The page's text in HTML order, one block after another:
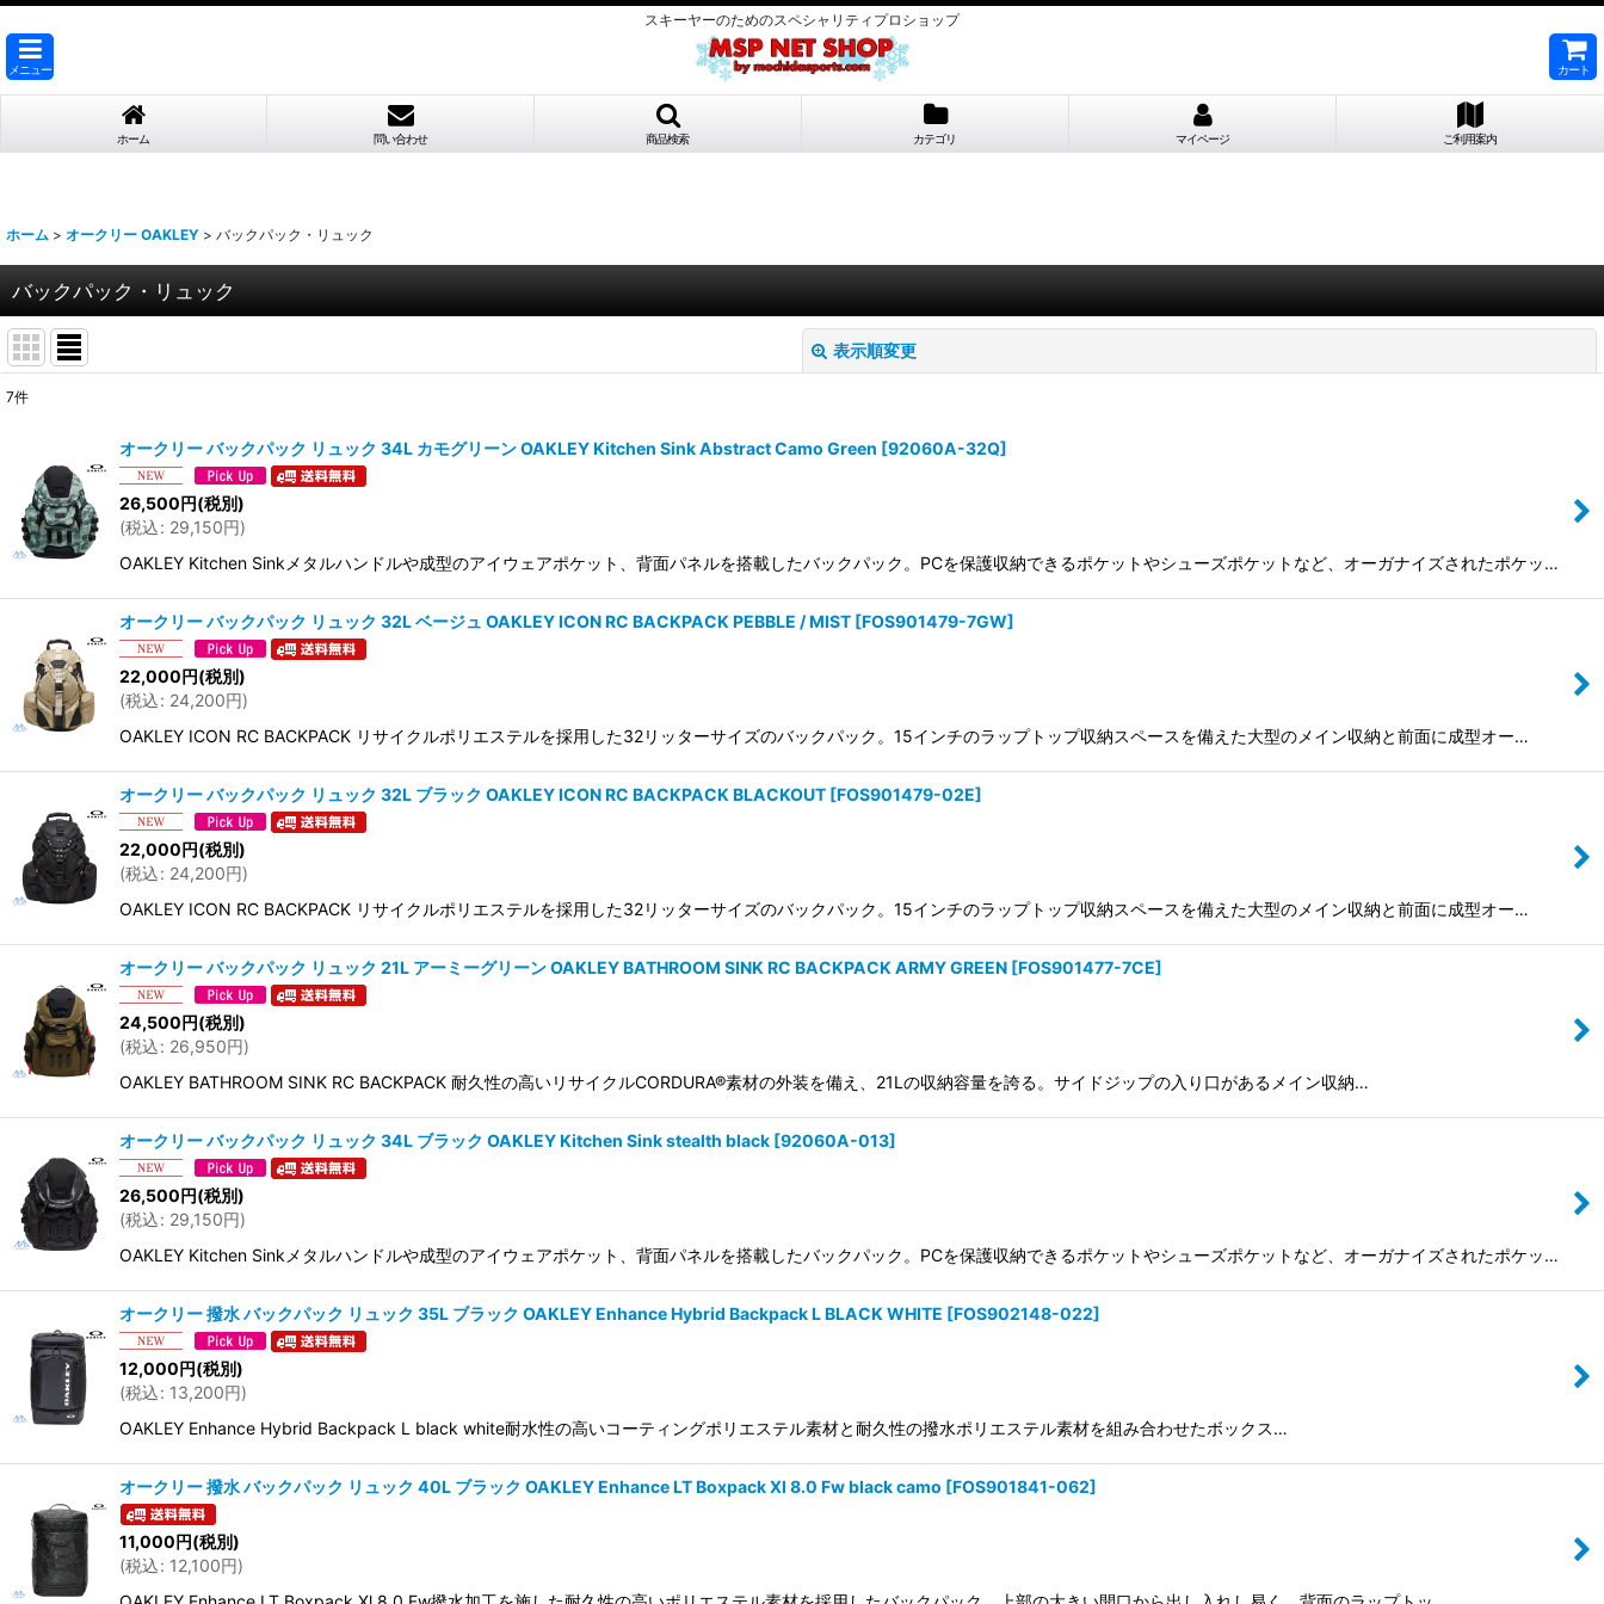
スキーヤーのためのスペシャリティプロショップ
メニュー カート
ホーム 問い合わせ 商品検索 カテゴリ マイページ ご利用案内
ホーム > オークリー OAKLEY > バックパック・リュック
バックパック・リュック
表示順変更
並び順:
7件
オークリー バックパック リュック 34L カモグリーン OAKLEY Kitchen Sink Abstract Camo Green [92060A-32Q]
26,500円(税別)
(税込: 29,150円)
OAKLEY Kitchen Sinkメタルハンドルや成型のアイウェアポケット、背面パネルを搭載したバックパック。PCを保護収納できるポケットやシューズポケットなど、オーガナイズされたポケッ…
オークリー バックパック リュック 32L ベージュ OAKLEY ICON RC BACKPACK PEBBLE / MIST [FOS901479-7GW]
22,000円(税別)
(税込: 24,200円)
OAKLEY ICON RC BACKPACK リサイクルポリエステルを採用した32リッターサイズのバックパック。15インチのラップトップ収納スペースを備えた大型のメイン収納と前面に成型オー…
オークリー バックパック リュック 32L ブラック OAKLEY ICON RC BACKPACK BLACKOUT [FOS901479-02E]
22,000円(税別)
(税込: 24,200円)
OAKLEY ICON RC BACKPACK リサイクルポリエステルを採用した32リッターサイズのバックパック。15インチのラップトップ収納スペースを備えた大型のメイン収納と前面に成型オー…
オークリー バックパック リュック 21L アーミーグリーン OAKLEY BATHROOM SINK RC BACKPACK ARMY GREEN [FOS901477-7CE]
24,500円(税別)
(税込: 26,950円)
OAKLEY BATHROOM SINK RC BACKPACK 耐久性の高いリサイクルCORDURA®素材の外装を備え、21Lの収納容量を誇る。サイドジップの入り口があるメイン収納…
オークリー バックパック リュック 34L ブラック OAKLEY Kitchen Sink stealth black [92060A-013]
26,500円(税別)
(税込: 29,150円)
OAKLEY Kitchen Sinkメタルハンドルや成型のアイウェアポケット、背面パネルを搭載したバックパック。PCを保護収納できるポケットやシューズポケットなど、オーガナイズされたポケッ…
オークリー 撥水 バックパック リュック 35L ブラック OAKLEY Enhance Hybrid Backpack L BLACK WHITE [FOS902148-022]
12,000円(税別)
(税込: 13,200円)
OAKLEY Enhance Hybrid Backpack L black white耐水性の高いコーティングポリエステル素材と耐久性の撥水ポリエステル素材を組み合わせたボックス…
オークリー 撥水 バックパック リュック 40L ブラック OAKLEY Enhance LT Boxpack Xl 8.0 Fw black camo [FOS901841-062]
11,000円(税別)
(税込: 12,100円)